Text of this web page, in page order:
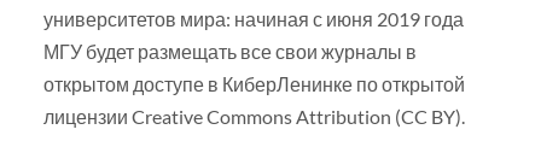
университетов мира: начиная с июня 2019 года
МГУ будет размещать все свои журналы в
открытом доступе в КиберЛенинке по открытой
лицензии Creative Commons Attribution (CC BY).